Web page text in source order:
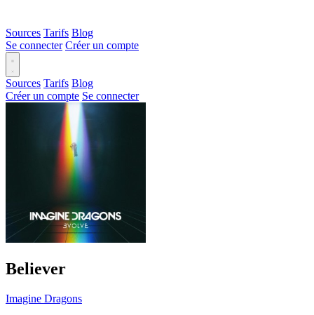
Sources Tarifs Blog
Se connecter Créer un compte
Sources Tarifs Blog
Créer un compte Se connecter
Believer
Imagine Dragons